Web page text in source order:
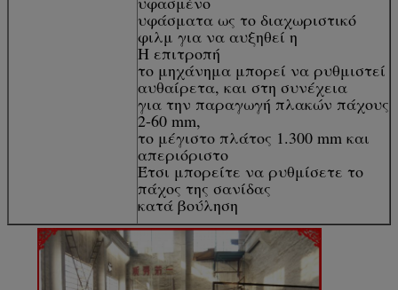
υφάσματα ως το διαχωριστικό
φιλμ για να αυξηθεί η
Η επιτροπή
το μηχάνημα μπορεί να ρυθμιστεί
αυθαίρετα, και στη συνέχεια
για την παραγωγή πλακών πάχους
2-60 mm,
το μέγιστο πλάτος 1.300 mm και
απεριόριστο
Έτσι μπορείτε να ρυθμίσετε το
πάχος της σανίδας
κατά βούληση